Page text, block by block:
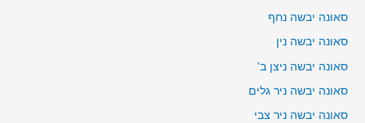
סאונה יבשה נחף
סאונה יבשה נין
סאונה יבשה ניצן ב'
סאונה יבשה ניר גלים
סאונה יבשה ניר צבי